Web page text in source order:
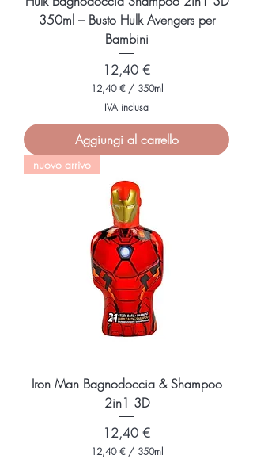
350ml – Busto Hulk Avengers per
Bambini
Prezzo
12,40 €
12,40 € / 350ml
2
,
4
p
e
3
5
0
M
i
l
l
i
l
i
IVA inclusa
Aggiungi al carrello
nuovo arrivo
Iron Man Bagnodoccia & Shampoo
2in1 3D
Prezzo
12,40 €
12,40 € / 350ml